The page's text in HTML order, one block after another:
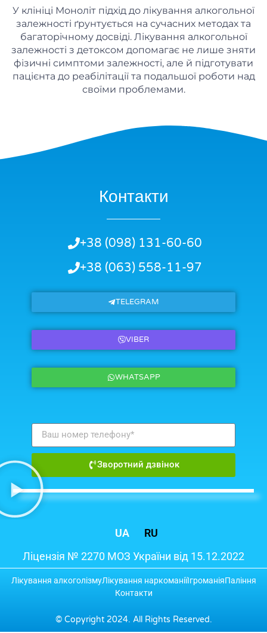
У клініці Моноліт підхід до лікування алкогольної
залежності ґрунтується на сучасних методах та
багаторічному досвіді. Лікування алкогольної
залежності з детоксом допомагає не лише зняти
фізичні симптоми залежності, але й підготувати
пацієнта до реабілітації та подальшої роботи над
своїми проблемами.​
Контакти
+38 (098) 131-60-60
+38 (063) 558-11-97
TELEGRAM
VIBER
WHATSAPP
Зворотний дзвінок
Ліцензія № 2270 МОЗ України від 15.12.2022
UA RU
© Copyright 2024. All Rights Reserved.
Лікування алкоголізмуЛікування наркоманіїІгроманіяПаління
Контакти